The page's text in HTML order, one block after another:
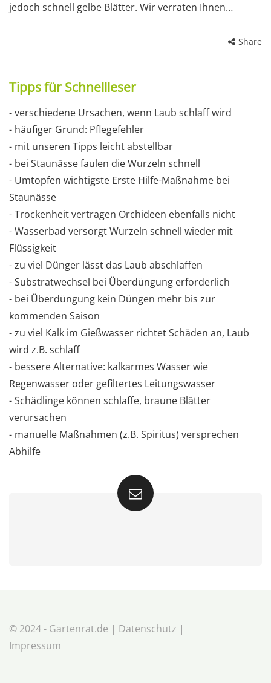
jedoch schnell gelbe Blätter. Wir verraten Ihnen…
Share
Tipps für Schnellleser
- verschiedene Ursachen, wenn Laub schlaff wird
- häufiger Grund: Pflegefehler
- mit unseren Tipps leicht abstellbar
- bei Staunässe faulen die Wurzeln schnell
- Umtopfen wichtigste Erste Hilfe-Maßnahme bei
Staunässe
- Trockenheit vertragen Orchideen ebenfalls nicht
- Wasserbad versorgt Wurzeln schnell wieder mit
Flüssigkeit
- zu viel Dünger lässt das Laub abschlaffen
- Substratwechsel bei Überdüngung erforderlich
- bei Überdüngung kein Düngen mehr bis zur
kommenden Saison
- zu viel Kalk im Gießwasser richtet Schäden an, Laub
wird z.B. schlaff
- bessere Alternative: kalkarmes Wasser wie
Regenwasser oder gefiltertes Leitungswasser
- Schädlinge können schlaffe, braune Blätter
verursachen
- manuelle Maßnahmen (z.B. Spiritus) versprechen
Abhilfe
© 2024 - Gartenrat.de | Datenschutz |
Impressum